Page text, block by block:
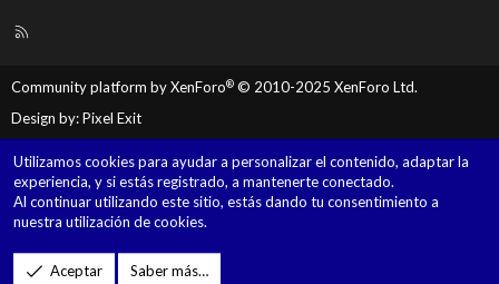
R
Community platform by XenForo® © 2010-2025 XenForo Ltd.
Design by:Pixel Exit
Utilizamos cookies para ayudar a personalizar el contenido, adaptar la
experiencia, y si estás registrado, a mantenerte conectado.
Al continuar utilizando este sitio, estás dando tu consentimiento a
nuestra utilización de cookies.
Aceptar Saber más…